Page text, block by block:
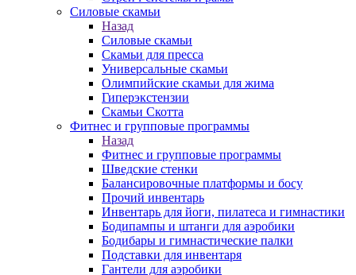
Силовые скамьи
Назад
Силовые скамьи
Скамьи для пресса
Универсальные скамьи
Олимпийские скамьи для жима
Гиперэкстензии
Скамьи Скотта
Фитнес и групповые программы
Назад
Фитнес и групповые программы
Шведские стенки
Балансировочные платформы и босу
Прочий инвентарь
Инвентарь для йоги, пилатеса и гимнастики
Бодипампы и штанги для аэробики
Бодибары и гимнастические палки
Подставки для инвентаря
Гантели для аэробики